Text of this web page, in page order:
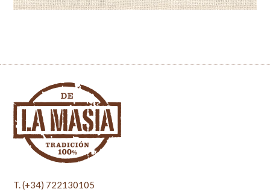
T. (+34) 722130105